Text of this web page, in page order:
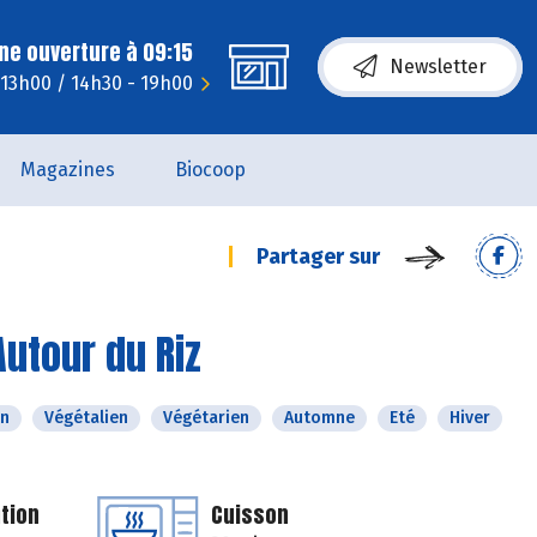
ouverture à 09:15
/ 14h30 - 19h00
Newsletter
Magazines Biocoop
Partager sur
du Riz
Végétalien Végétarien Automne Eté
Hiver
Cuisson